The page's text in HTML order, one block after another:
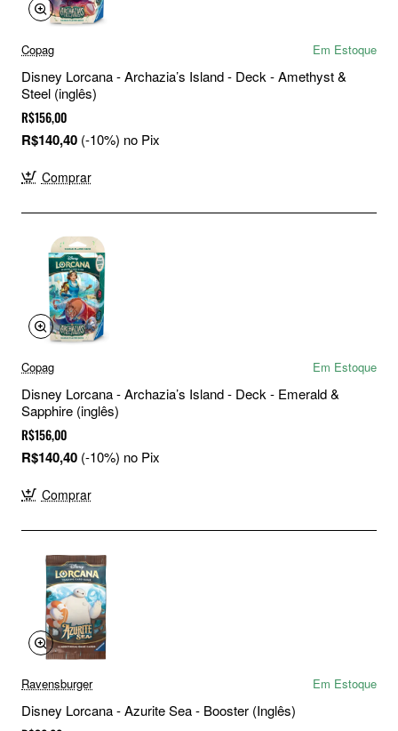
Copag Em Estoque
Disney Lorcana - Archazia’s Island - Deck - Amethyst &
Steel (inglês)
R$156,00
R$140,40 (-10%) no Pix
Comprar
Copag Em Estoque
Disney Lorcana - Archazia’s Island - Deck - Emerald &
Sapphire (inglês)
R$156,00
R$140,40 (-10%) no Pix
Comprar
Ravensburger Em Estoque
Disney Lorcana - Azurite Sea - Booster (Inglês)